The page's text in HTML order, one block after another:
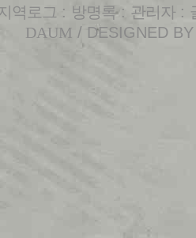
역로그 : 방명록: 관리자 :
DAUM / DESIGNED